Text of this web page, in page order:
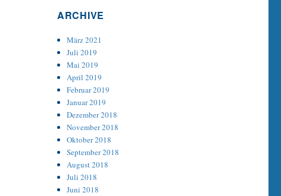
ARCHIVE
März 2021
Juli 2019
Mai 2019
April 2019
Februar 2019
Januar 2019
Dezember 2018
November 2018
Oktober 2018
September 2018
August 2018
Juli 2018
Juni 2018